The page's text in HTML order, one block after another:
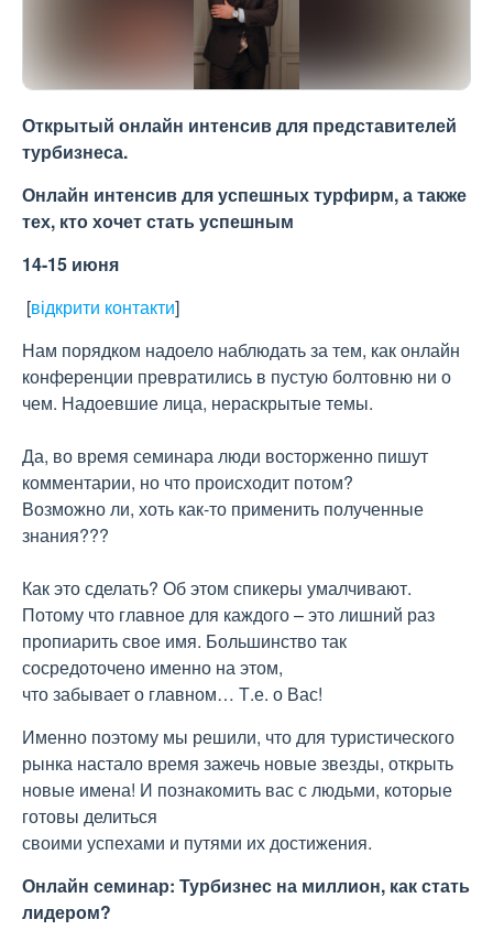
Открытый онлайн интенсив для представителей
турбизнеса.
Онлайн интенсив для успешных турфирм, а также
тех, кто хочет стать успешным
14-15 июня
[відкрити контакти]
Нам порядком надоело наблюдать за тем, как онлайн
конференции превратились в пустую болтовню ни о
чем. Надоевшие лица, нераскрытые темы.
Да, во время семинара люди восторженно пишут
комментарии, но что происходит потом?
Возможно ли, хоть как-то применить полученные
знания???
Как это сделать? Об этом спикеры умалчивают.
Потому что главное для каждого – это лишний раз
пропиарить свое имя. Большинство так
сосредоточено именно на этом,
что забывает о главном… Т.е. о Вас!
Именно поэтому мы решили, что для туристического
рынка настало время зажечь новые звезды, открыть
новые имена! И познакомить вас с людьми, которые
готовы делиться
своими успехами и путями их достижения.
Онлайн семинар: Турбизнес на миллион, как стать
лидером?